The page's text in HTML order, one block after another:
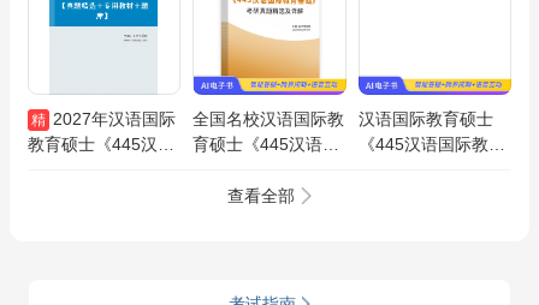
精 2027年汉语国际
教育硕士《445汉语
全国名校汉语国际教
育硕士《445汉语国
题精选AI讲解
汉语国际教育硕士
《445汉语国际教育
查看全部